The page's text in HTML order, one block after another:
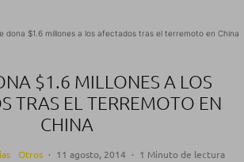
dona $1.6 millones a los afectados tras el terremoto en China
$1.6 MILLONES A LOS
TRAS EL TERREMOTO EN
CHINA
Otros · 11 agosto, 2014 · 1 Minuto de lectura